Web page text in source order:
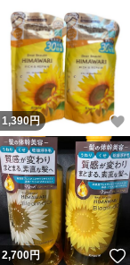
いいね！
1,390円
いね！
2,700円